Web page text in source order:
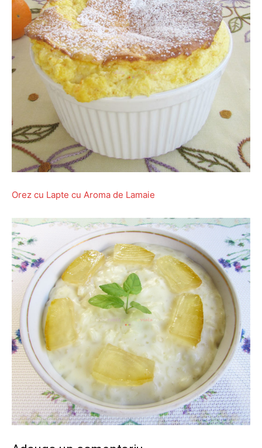
Orez cu Lapte cu Aroma de Lamaie